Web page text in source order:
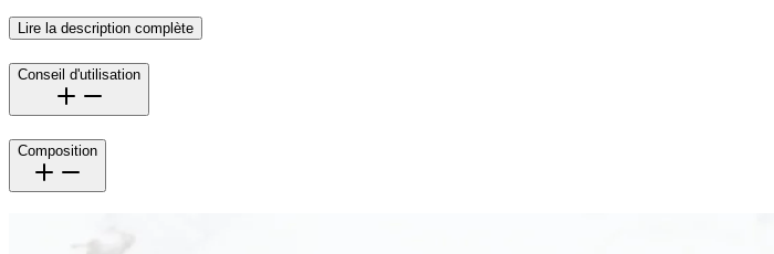
Lire la description complète
Conseil d'utilisation
Composition